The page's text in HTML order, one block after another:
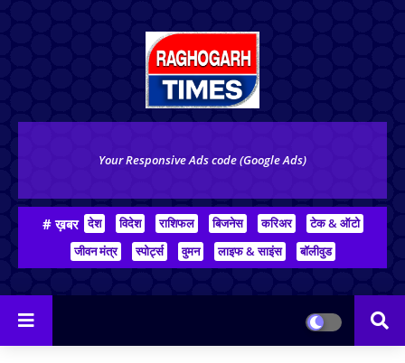
Your Responsive Ads code (Google Ads)
# ख़बर देश विदेश राशिफल बिजनेस करिअर
टेक & ऑटो
जीवन मंत्र
स्पोर्ट्स वुमन लाइफ & साइंस बॉलीवुड